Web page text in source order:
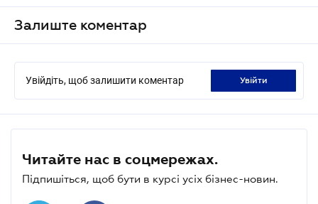
Залиште коментар
Увійдіть, щоб залишити коментар увійти
Читайте нас в соцмережах.
Підпишіться, щоб бути в курсі усіх бізнес-новин.